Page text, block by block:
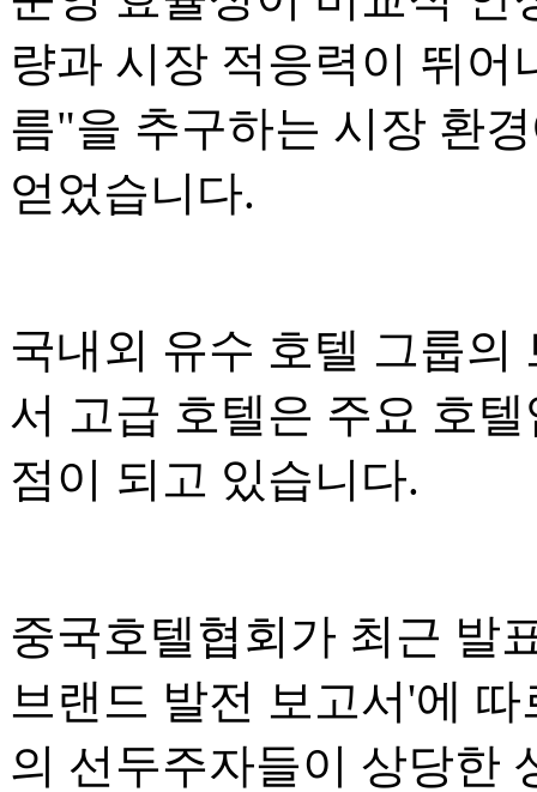
량과 시장 적응력이 뛰
름"을 추구하는 시장 환
얻었습니다.
국내외 유수 호텔 그룹의
서 고급 호텔은 주요 호
점이 되고 있습니다.
중국호텔협회가 최근 발
브랜드 발전 보고서'에
의 선두주자들이 상당한